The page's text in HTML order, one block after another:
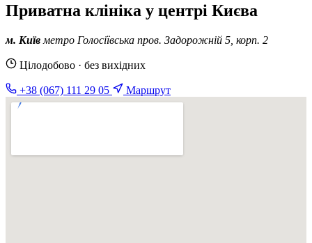
Приватна клініка у центрі Києва
м. Київ метро Голосіївська пров. Задорожній 5, корп. 2
Цілодобово · без вихідних
+38 (067) 111 29 05 Маршрут